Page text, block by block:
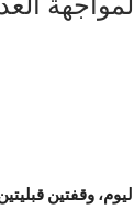
وقفتين